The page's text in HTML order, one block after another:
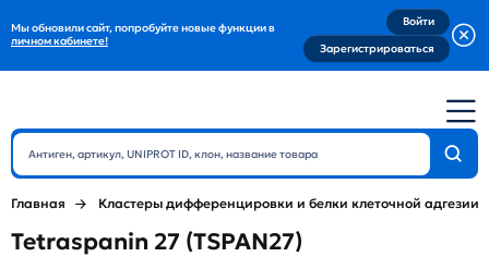
Мы обновили сайт, попробуйте новые функции в
личном кабинете!
Войти
Зарегистрироваться
Главная Кластеры дифференцировки и белки клеточной адгезии
Tetraspanin 27 (TSPAN27)